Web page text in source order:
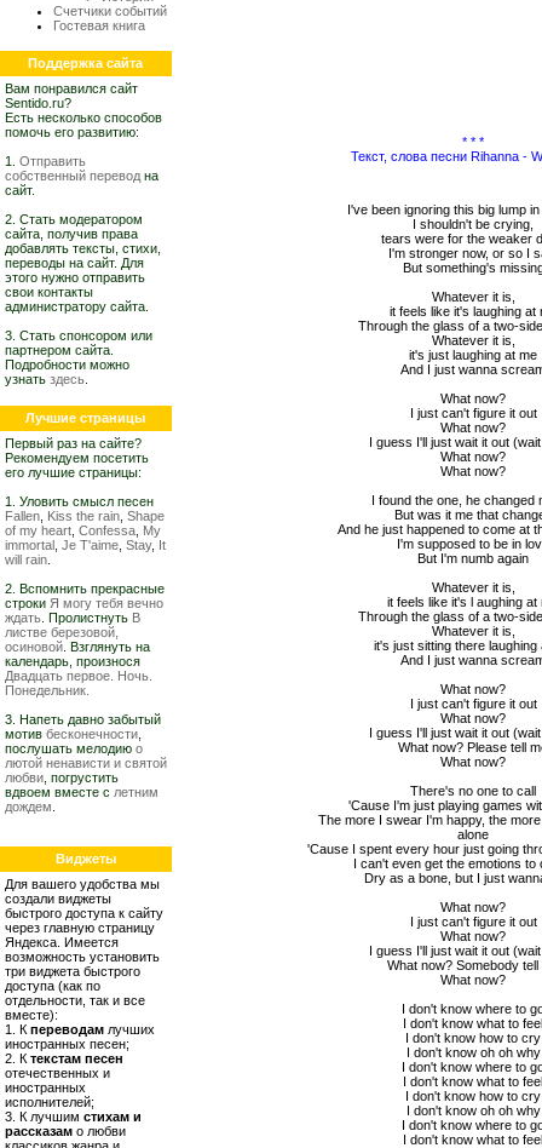
Счетчики событий
Гостевая книга
Поддержка сайта
Вам понравился сайт
Sentido.ru?
Есть несколько способов
помочь его развитию:
1. Отправить
собственный перевод на
сайт.
2. Стать модератором
сайта, получив права
добавлять тексты, стихи,
переводы на сайт. Для
этого нужно отправить
свои контакты
администратору сайта.
3. Стать спонсором или
партнером сайта.
Подробности можно
узнать здесь
Лучшие страницы
Первый раз на сайте?
Рекомендуем посетить
его лучшие страницы:
1. Уловить смысл песен
Fallen Kiss the rain Shape
of my heart Confessa My
immortal Je T'aime Stay, It
will rain
2. Вспомнить прекрасные
строки Я могу тебя вечно
ждать . Пролистнуть В
листве березовой,
осиновой . Взглянуть на
календарь, произнося
Двадцать первое. Ночь.
Понедельник.
3. Напеть давно забытый
мотив бесконечности
послушать мелодию о
лютой ненависти и святой
любви , погрустить
вдвоем вместе с летним
дождем
Виджеты
Для вашего удобства мы
создали виджеты
быстрого доступа к сайту
через главную страницу
Яндекса. Имеется
возможность установить
три виджета быстрого
доступа (как по
отдельности, так и все
вместе):
1. К переводам лучших
иностранных песен;
2. К текстам песен
отечественных и
иностранных
исполнителей;
3. К лучшим стихам и
рассказам о любви
* * *
Текст, слова песни Rihanna -
I've been ignoring this big lump
I shouldn't be crying,
tears were for the weaker
I'm stronger now, or so I
But something's
Whatever it is,
it feels like it's laughing at
Through the glass of a two-
Whatever it is,
it's just laughing at me
And I just wanna
What now?
I just can't figure it out
What now?
I guess I'll just wait it out
What now?
What now?
I found the one, he changed
But was it me that
And he just happened to come at
I'm supposed to be in
But I'm numb again
Whatever it is,
it feels like it's l aughing at
Through the glass of a two-
Whatever it is,
it's just sitting there laughing
And I just wanna
What now?
I just can't figure it out
What now?
I guess I'll just wait it out
What now? Please tell
What now?
There's no one to call
'Cause I'm just playing games
The more I swear I'm happy, the
alone
'Cause I spent every hour just going
I can't even get the emotions to
Dry as a bone, but I just
What now?
I just can't figure it out
What now?
I guess I'll just wait it out
What now? Somebody tell
What now?
I don't know where to
I don't know what to
I don't know how to cry
I don't know oh oh why
I don't know where to
I don't know what to
I don't know how to cry
I don't know oh oh why
I don't know where to
I don't know what to